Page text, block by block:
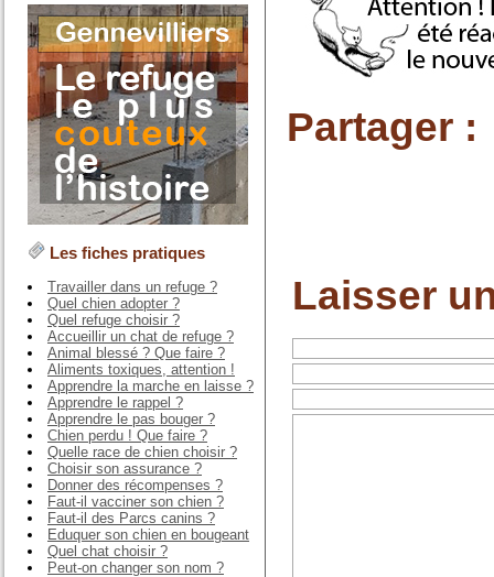
Les fiches pratiques
Travailler dans un refuge ?
Quel chien adopter ?
Quel refuge choisir ?
Accueillir un chat de refuge ?
Animal blessé ? Que faire ?
Aliments toxiques, attention !
Apprendre la marche en laisse ?
Apprendre le rappel ?
Apprendre le pas bouger ?
Chien perdu ! Que faire ?
Quelle race de chien choisir ?
Choisir son assurance ?
Donner des récompenses ?
Faut-il vacciner son chien ?
Faut-il des Parcs canins ?
Eduquer son chien en bougeant
Quel chat choisir ?
Peut-on changer son nom ?
Partager :
Laisser